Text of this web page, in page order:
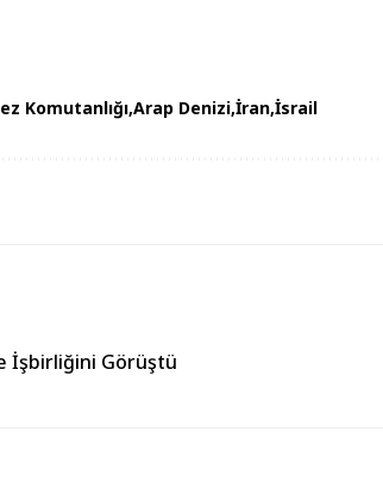
Komutanlığı Arap Denizi İran İsrail
İşbirliğini Görüştü